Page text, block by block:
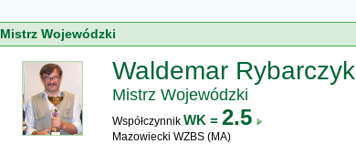
Mistrz Wojewódzki
Waldemar Rybarczyk
Mistrz Wojewódzki
Współczynnik WK = 2.5
Mazowiecki WZBS (MA)